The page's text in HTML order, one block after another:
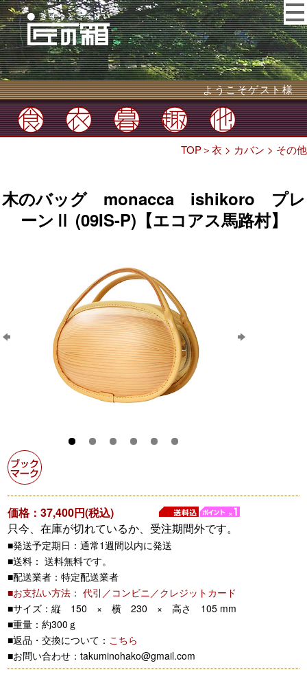
ようこそゲスト様
TOP＞衣 > カバン > その他
木のバッグ monacca ishikoro プレ
ーンⅡ (09IS-P)【エコアス馬路村】
価格：37,400円(税込)
只今、在庫が切れているか、受注期間外です。
■発送予定期日：通常1週間以内に発送
■送料： 送料無料です。
■配送業者：特定配送業者
■お支払い方法 ：代引／コンビニ／クレジットカード
■サイズ：縦 150 × 横 230 × 高さ 105 mm
■重量：約300ｇ
■返品・交換について： こちら
■お問い合わせ：takuminohako@gmail.com